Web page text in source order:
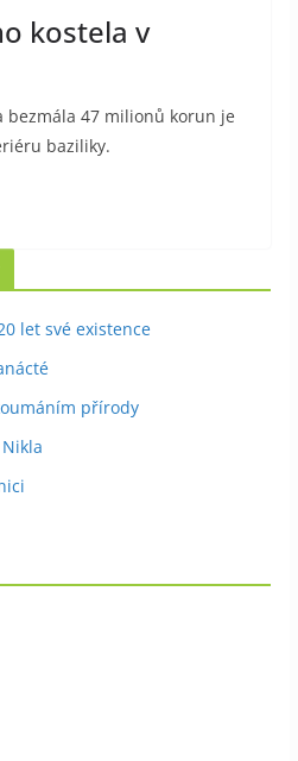
kostela v
bezmála 47 milionů korun je
baziliky.
let své existence
přírody